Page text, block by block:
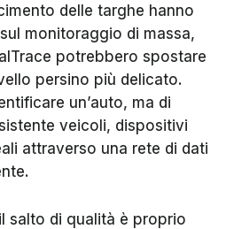
delle targhe hanno
monitoraggio di massa,
potrebbero spostare
persino più delicato.
un’auto, ma di
veicoli, dispositivi
attraverso una rete di dati
salto di qualità è proprio